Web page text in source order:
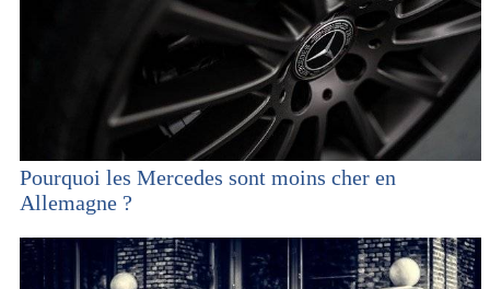
Pourquoi les Mercedes sont moins cher en
Allemagne ?